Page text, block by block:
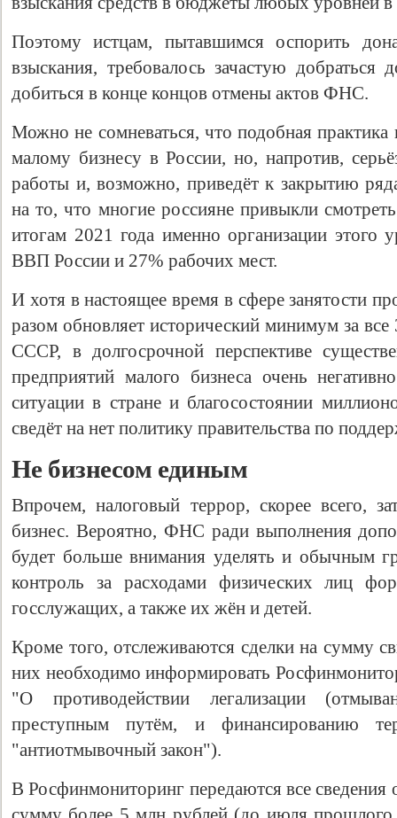
Поэтому истцам, пытавшимся оспорить
взыскания, требовалось зачастую добраться
добиться в конце концов отмены актов ФНС.
Можно не сомневаться, что подобная практика
малому бизнесу в России, но, напротив,
работы и, возможно, приведёт к закрытию
на то, что многие россияне привыкли
итогам 2021 года именно организации этого
ВВП России и 27% рабочих мест.
И хотя в настоящее время в сфере занятости
разом обновляет исторический минимум за
СССР, в долгосрочной перспективе
предприятий малого бизнеса очень
ситуации в стране и благосостоянии
сведёт на нет политику правительства по
Не бизнесом единым
Впрочем, налоговый террор, скорее всего,
бизнес. Вероятно, ФНС ради выполнения
будет больше внимания уделять и обычным
контроль за расходами физических лиц
госслужащих, а также их жён и детей.
Кроме того, отслеживаются сделки на сумму
них необходимо информировать
"О противодействии легализации
преступным путём, и финансированию
"антиотмывочный закон").
В Росфинмониторинг передаются все